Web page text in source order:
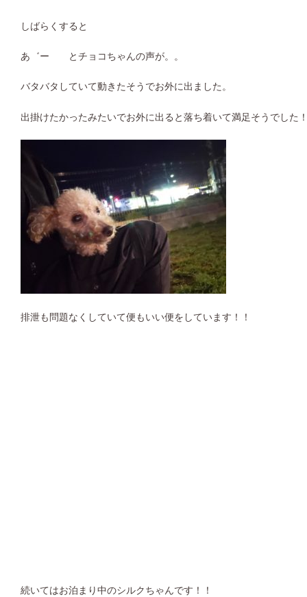
しばらくすると
あ゛ー とチョコちゃんの声が。。
バタバタしていて動きたそうでお外に出ました。
出掛けたかったみたいでお外に出ると落ち着いて満足そうでした
排泄も問題なくしていて便もいい便をしています！！
続いてはお泊まり中のシルクちゃんです！！